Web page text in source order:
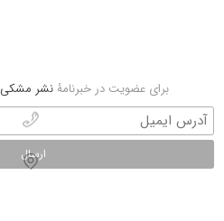
​برای عضویت در خبرنامۀنشر مشکی